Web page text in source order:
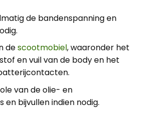
de bandenspanning en
descootmobiel, waaronder het
en vuil van de body en het
van de olie- en
en bijvullen indien nodig.